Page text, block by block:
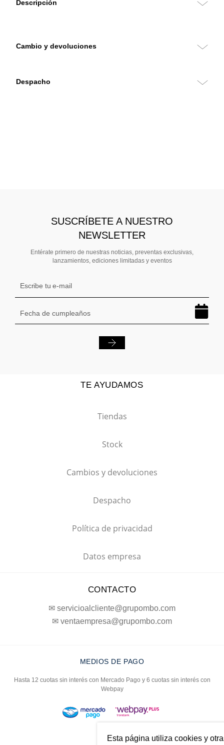
SUSCRÍBETE A NUESTRO
NEWSLETTER
Entérate primero de nuestras noticias, preventas exclusivas,
lanzamientos, ediciones limitadas y eventos
TE AYUDAMOS
Tiendas
Stock
Cambios y devoluciones
Despacho
Política de privacidad
Datos empresa
CONTACTO
✉ servicioalcliente@grupombo.com
✉ ventaempresa@grupombo.com
MEDIOS DE PAGO
Hasta 12 cuotas sin interés con Mercado Pago y 6 cuotas sin interés con
Webpay
Esta página utiliza cookies y